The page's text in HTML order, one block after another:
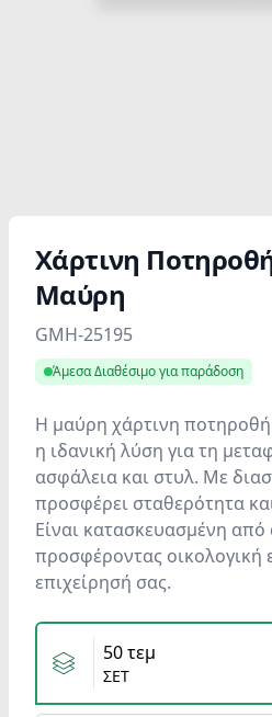
Χάρτινη
Μαύρη
Product information
GMH-25195
Άμεσα Διαθέσιμο για παράδοση
Η μαύρη χάρτινη
η ιδανική λύση για τη
ασφάλεια και στυλ. Με
προσφέρει σταθερότητα
Είναι κατασκευασμένη από
προσφέροντας οικολογική
επιχείρησή σας.
Variants
50 τεμ
ΣΕΤ